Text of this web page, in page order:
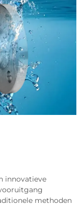
innovatieve
methoden